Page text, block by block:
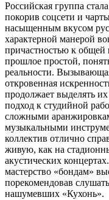
Российская группа
покорив соцсети и
насыщенным вкусом
характерной манерой
причастностью к общей
прошлое простой,
реальности.
откровенная
продолжает выделять
подход к студийной
сложными
музыкальными
коллектив отлично
живую, как на
акустических
мастерство «бондам»
порекомендовав
нашумевших «Кухонь».